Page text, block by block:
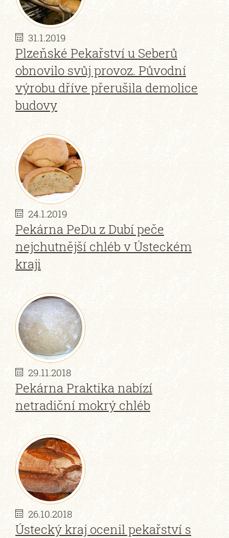
31.1.2019
Plzeňské Pekařství u Seberů
obnovilo svůj provoz. Původní
výrobu dříve přerušila demolice
budovy
24.1.2019
Pekárna PeDu z Dubí peče
nejchutnější chléb v Ústeckém
kraji
29.11.2018
Pekárna Praktika nabízí
netradiční mokrý chléb
26.10.2018
Ústecký kraj ocenil pekařství s